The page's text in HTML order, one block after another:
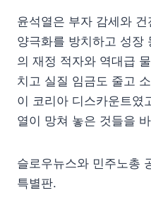
윤석열은 부자 감세와
양극화를 방치하고 성장
의 재정 적자와 역대급
치고 실질 임금도 줄고
이 코리아 디스카운트였
열이 망쳐 놓은 것들을
슬로우뉴스와 민주노총
특별판.